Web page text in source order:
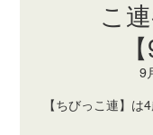
こ
9
【ちびっこ連】